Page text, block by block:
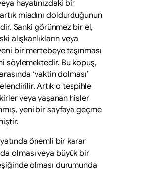
hayatınızdaki bir
miadını doldurduğunun
Sanki görünmez bir el,
alışkanlıkların veya
bir mertebeye taşınması
söylemektedir. Bu kopuş,
‘vaktin dolması’
Artık o tespihle
veya yaşanan hisler
yeni bir sayfaya geçme
önemli bir karar
olması veya büyük bir
olması durumunda